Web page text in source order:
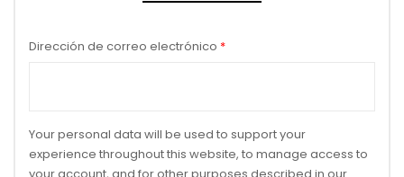
Dirección de correo electrónico *
Your personal data will be used to support your
experience throughout this website, to manage access to